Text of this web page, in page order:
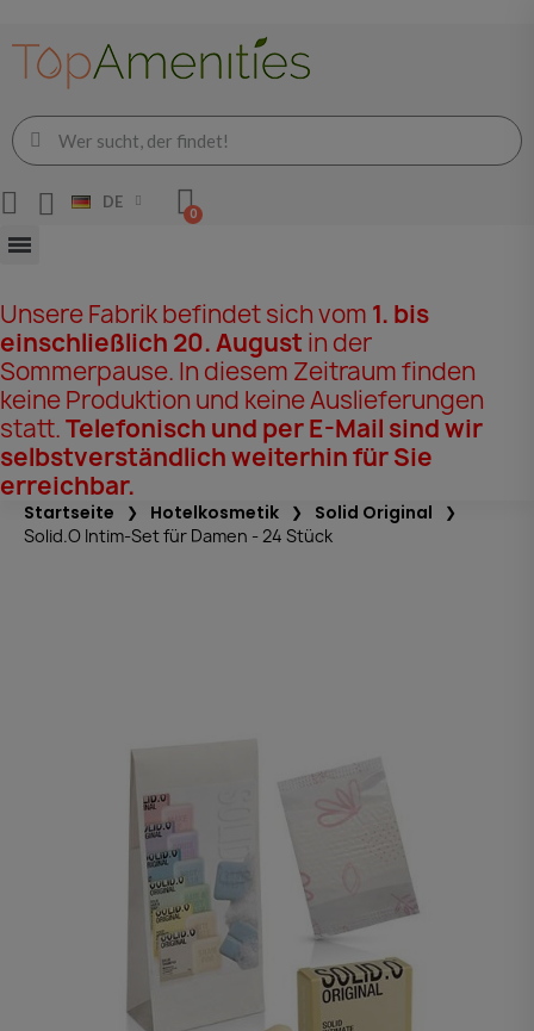
DE
Unsere Fabrik befindet sich vom 1. bis
einschließlich 20. August in der
Sommerpause. In diesem Zeitraum finden
keine Produktion und keine Auslieferungen
statt.Telefonisch und per E-Mail sind wir
selbstverständlich weiterhin für Sie
erreichbar.
Startseite Hotelkosmetik Solid Original
Solid.O Intim-Set für Damen - 24 Stück